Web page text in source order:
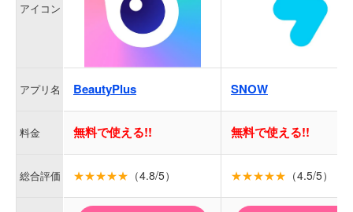
アイコン
アプリ名 BeautyPlus SNOW
料金 無料で使える!! 無料で使える!!
総合評価 ★★★★★ （4.8/5） ★★★★★ （4.5/5）